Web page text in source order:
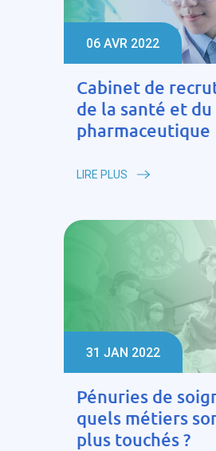
06 AVR 2022
Cabinet de
de la santé et du
pharmaceutique
LIRE PLUS
31 JAN 2022
Pénuries de
quels métiers
plus touchés ?